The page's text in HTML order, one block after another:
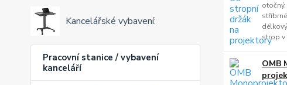
Kancelářské vybavení:
Pracovní stanice / vybavení
kanceláří
strop v
OMB